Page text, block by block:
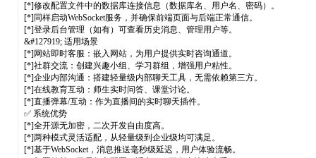
[*]修改配置文件中的数据库连接信息（数据库名、用户名、密码）。
[*]同样启动WebSocket服务，并确保前端页面与后端正常通信。
[*]登录后台管理（如有）可查看历史消息、管理用户等。
&#127919; 适用场景
[*]网站即时客服：嵌入网站，为用户提供实时咨询通道。
[*]社群交流：创建兴趣小组、学习群组，增强用户粘性。
[*]企业内部沟通：搭建轻量级内部聊天工具，无需依赖第三方。
[*]在线教育互动：师生实时问答、课堂讨论。
[*]直播弹幕/互动：作为直播间的实时聊天插件。
✅ 系统优势
[*]全开源无加密，二次开发自由度高。
[*]两种模式灵活适配，从轻量级到企业级均可满足。
[*]基于WebSocket，消息推送毫秒级延迟，用户体验流畅。